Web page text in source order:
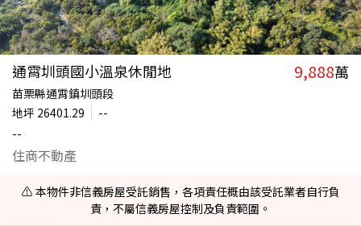
通霄圳頭國小溫泉休閒地 9,888萬
苗栗縣通霄鎮圳頭段
地坪 26401.29
--
--
住商不動產
⚠️ 本物件非信義房屋受託銷售，各項責任概由該受託業者自行負
責，不屬信義房屋控制及負責範圍。